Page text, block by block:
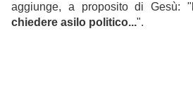
aggiunge, a proposito di Gesù: "
chiedere asilo politico...".